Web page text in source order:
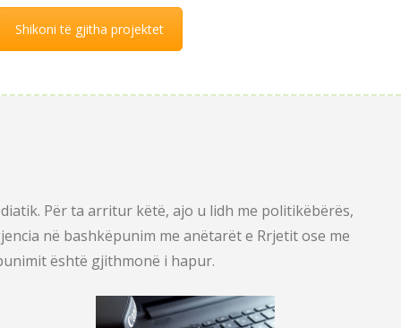
Shikoni të gjitha projektet
Për ta arritur këtë, ajo u lidh me politikëbërës,
në bashkëpunim me anëtarët e Rrjetit ose me
është gjithmonë i hapur.